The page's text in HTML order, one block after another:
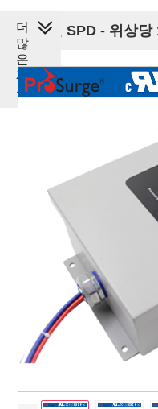
패널 SPD - 위상
더
많
은
제
품